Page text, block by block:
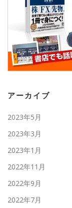
アーカイブ
2023年5月
2023年3月
2023年1月
2022年11月
2022年9月
2022年7月